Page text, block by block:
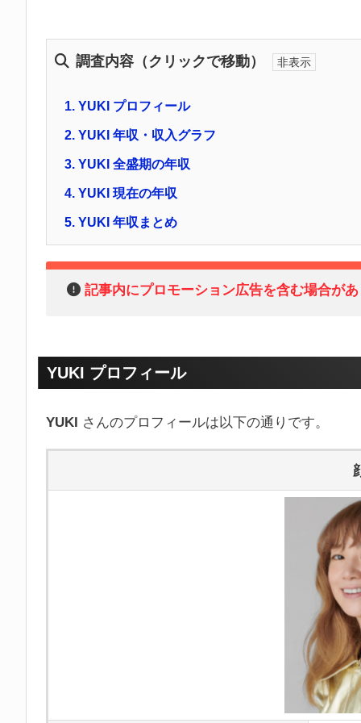
調査内容（クリックで移動）
1. YUKI プロフィール
2. YUKI 年収・収入グラフ
3. YUKI 全盛期の年収
4. YUKI 現在の年収
5. YUKI 年収まとめ
記事内にプロモーション広告を含む場合が
YUKI プロフィール
YUKI さんのプロフィールは以下の通りです。